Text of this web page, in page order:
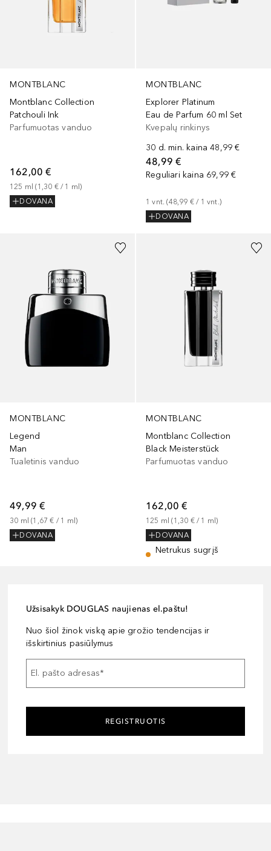
MONTBLANC
Montblanc Collection
Patchouli Ink
Parfumuotas vanduo
162,00 €
125 ml (1,30 € / 1 ml)
DOVANA
MONTBLANC
Explorer Platinum
Eau de Parfum 60 ml Set
Kvepalų rinkinys
30 d. min. kaina 48,99 €
48,99 €
Reguliari kaina 69,99 €
1 vnt. (48,99 € / 1 vnt.)
DOVANA
MONTBLANC
Legend
Man
Tualetinis vanduo
49,99 €
30 ml (1,67 € / 1 ml)
DOVANA
MONTBLANC
Montblanc Collection
Black Meisterstück
Parfumuotas vanduo
162,00 €
125 ml (1,30 € / 1 ml)
DOVANA
Netrukus sugrįš
Užsisakyk DOUGLAS naujienas el.paštu!
Nuo šiol žinok viską apie grožio tendencijas ir
išskirtinius pasiūlymus
El. pašto adresas*
REGISTRUOTIS